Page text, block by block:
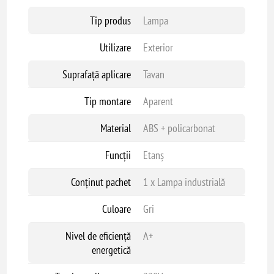
Tip produs
Lampa
Utilizare
Exterior
Suprafață aplicare
Tavan
Tip montare
Aparent
Material
ABS + policarbonat
Funcții
Etanș
Conținut pachet
1 x Lampa industrială
Culoare
Gri
Nivel de eficiență
energetică
A+